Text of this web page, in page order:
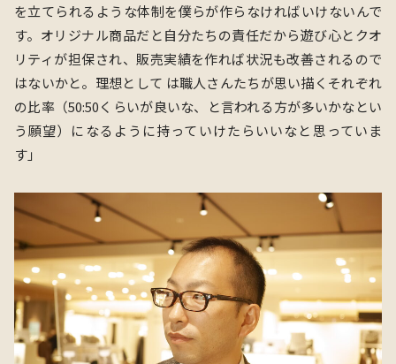
を立てられるような体制を僕らが作らなければいけないんで
す。オリジナル商品だと自分たちの責任だから遊び心とクオ
リティが担保され、販売実績を作れば状況も改善されるので
はないかと。 理想として は職人さんたちが思い描くそれぞれ
の比率（50:50くらいが良いな、と言われる方が多いかなとい
う願望）になるように持っていけたらいいなと思っていま
す」